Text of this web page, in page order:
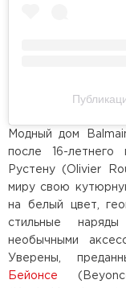
Модный дом
после 16-
Рустену (Olivier
миру свою
на белый цвет,
стильные
необычными
Уверены,
Бейонсе